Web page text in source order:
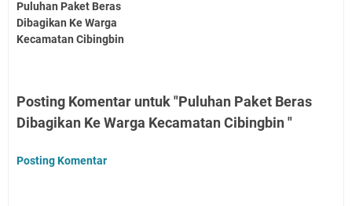
Puluhan Paket Beras
Dibagikan Ke Warga
Kecamatan Cibingbin
Posting Komentar untuk "Puluhan Paket Beras
Dibagikan Ke Warga Kecamatan Cibingbin "
Posting Komentar